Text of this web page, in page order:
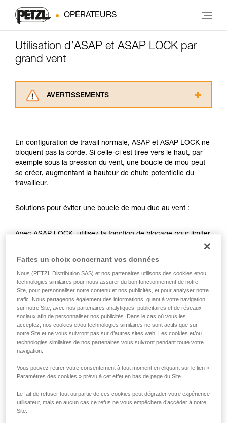
OPÉRATEURS
Utilisation d’ASAP et ASAP LOCK par
grand vent
AVERTISSEMENTS
informations de la notice technique pour
pouvoir comprendre ce complément
d’informations.
Maîtriser ces techniques nécessite une
formation et un entraînement spécifique. Validez
la manipulation, seul, en toute sécurité, avant
liées à votre activité. Il peut en exister d’autres
En configuration de travail normale, ASAP et ASAP LOCK ne
bloquent pas la corde. Si celle-ci est tirée vers le haut, par
exemple sous la pression du vent, une boucle de mou peut
se créer, augmentant la hauteur de chute potentielle du
travailleur.
Solutions pour éviter une boucle de mou due au vent :
Avec ASAP LOCK, utilisez la fonction de blocage pour limiter
n'empêche pas les déplacements de l'utilisateur vers le
Avec ASAP, sans fonction de blocage, d’autres techniques
peuvent être utilisées :
Retenue de la corde par un équipier au sol
Lest en bout de corde
Connexion du bout de corde à un ancrage
Ces trois options doivent être étudiées dans le plan de
secours, dans tous les cas, une analyse des risques
spécifiques à la situation doit être réalisée.
Faites un choix concernant vos données
Nous (PETZL Distribution SAS) et nos partenaires utilisons des cookies et/ou
technologies similaires pour nous assurer du bon fonctionnement de notre
Site, pour personnaliser notre contenu et nos publicités, et pour analyser notre
trafic. Nous partageons également des informations, quant à votre navigation
sur notre Site, avec nos partenaires analytiques, publicitaires et de réseaux
sociaux afin de personnaliser nos publicités. Dans le cas où vous les
acceptez, nos cookies et/ou technologies similaires ne sont actifs que sur
notre Site et ne vous suivront pas sur d’autres sites web. Les cookies et/ou
technologies similaires de nos partenaires vous suivront pendant toute votre
navigation.
Vous pouvez retirer votre consentement à tout moment en cliquant sur le lien «
Paramètres des cookies » prévu à cet effet en bas de page du Site.
Le fait de refuser tout ou partie de ces cookies peut dégrader votre expérience
utilisateur, mais en aucun cas ce refus ne vous empêchera d’accéder à notre
Site.